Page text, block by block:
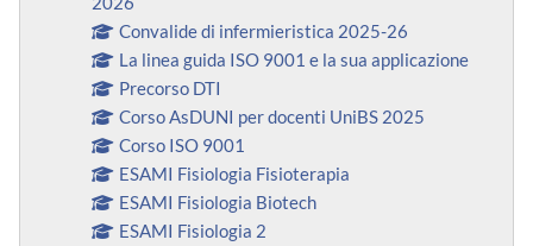
Convalide di infermieristica 2025-26
La linea guida ISO 9001 e la sua applicazione
Precorso DTI
Corso AsDUNI per docenti UniBS 2025
Corso ISO 9001
ESAMI Fisiologia Fisioterapia
ESAMI Fisiologia Biotech
ESAMI Fisiologia 2